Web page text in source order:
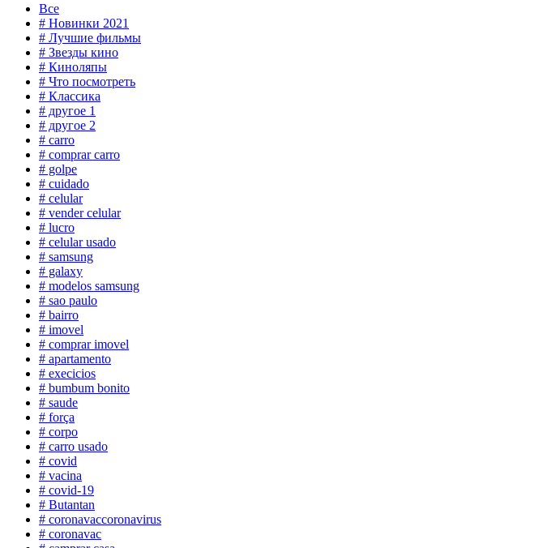
Все
# Новинки 2021
# Лучшие фильмы
# Звезды кино
# Киноляпы
# Что посмотреть
# Классика
# другое 1
# другое 2
# carro
# comprar carro
# golpe
# cuidado
# celular
# vender celular
# lucro
# celular usado
# samsung
# galaxy
# modelos samsung
# sao paulo
# bairro
# imovel
# comprar imovel
# apartamento
# execicios
# bumbum bonito
# saude
# força
# corpo
# carro usado
# covid
# vacina
# covid-19
# Butantan
# coronavaccoronavirus
# coronavac